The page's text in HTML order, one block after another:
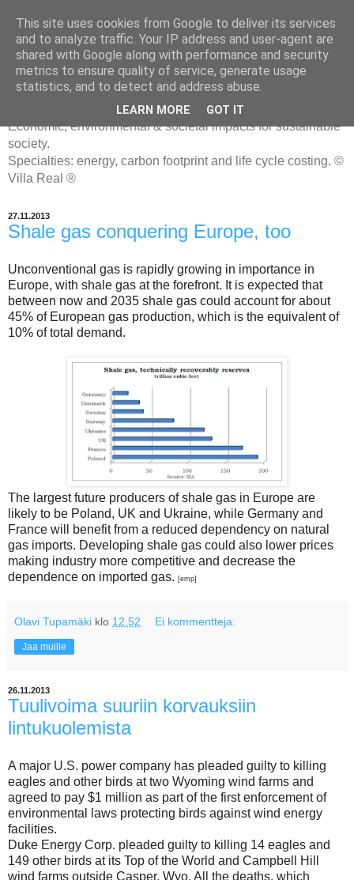
ENERGIATYHMYRIT
Economic, environmental & societal impacts for sustainable
society.
Specialties: energy, carbon footprint and life cycle costing. ©
Villa Real ®
27.11.2013
Shale gas conquering Europe, too
Unconventional gas is rapidly growing in importance in
Europe, with shale gas at the forefront. It is expected that
between now and 2035 shale gas could account for about
45% of European gas production, which is the equivalent of
10% of total demand.
The largest future producers of shale gas in Europe are
likely to be Poland, UK and Ukraine, while Germany and
France will benefit from a reduced dependency on natural
gas imports. Developing shale gas could also lower prices
making industry more competitive and decrease the
dependence on imported gas. [emp]
Olavi Tupamäki klo 12.52 Ei kommentteja:
Jaa muille
26.11.2013
Tuulivoima suuriin korvauksiin
lintukuolemista
A major U.S. power company has pleaded guilty to killing
eagles and other birds at two Wyoming wind farms and
agreed to pay $1 million as part of the first enforcement of
environmental laws protecting birds against wind energy
facilities.
Duke Energy Corp. pleaded guilty to killing 14 eagles and
149 other birds at its Top of the World and Campbell Hill
wind farms outside Casper, Wyo. All the deaths, which
This site uses cookies from Google to deliver its services
and to analyze traffic. Your IP address and user-agent are
shared with Google along with performance and security
metrics to ensure quality of service, generate usage
statistics, and to detect and address abuse.
LEARN MORE GOT IT